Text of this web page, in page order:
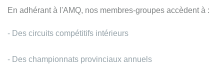
En adhérant à l'AMQ, nos membres-groupes accèdent à :
- Des circuits compétitifs intérieurs
- Des championnats provinciaux annuels